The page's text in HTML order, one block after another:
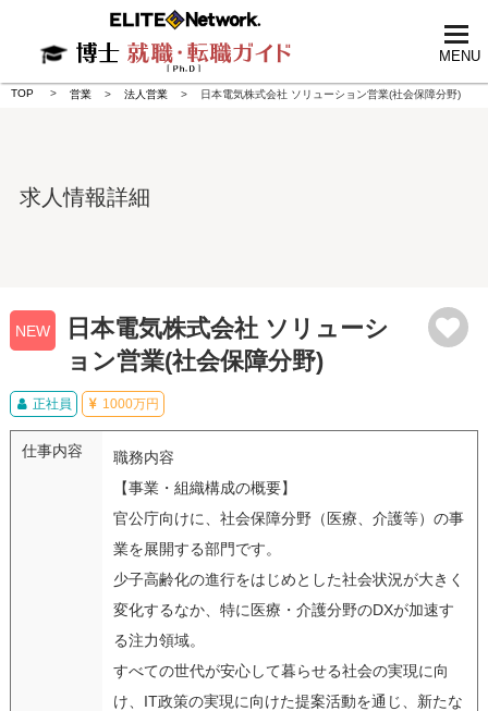
MENU
TOP 営業 法人営業 日本電気株式会社 ソリューション営業(社会保障分野)
求人情報詳細
NEW
日本電気株式会社 ソリューシ
ョン営業(社会保障分野)
正社員 1000万円
仕事内容
職務内容
【事業・組織構成の概要】
官公庁向けに、社会保障分野（医療、介護等）の事
業を展開する部門です。
少子高齢化の進行をはじめとした社会状況が大きく
変化するなか、特に医療・介護分野のDXが加速す
る注力領域。
すべての世代が安心して暮らせる社会の実現に向
け、IT政策の実現に向けた提案活動を通じ、新たな